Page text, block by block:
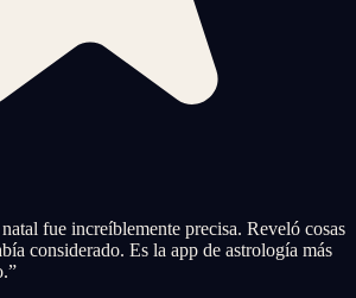
fue increíblemente precisa. Reveló cosas
considerado. Es la app de astrología más
”